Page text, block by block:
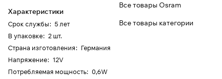
Характеристики
Срок службы: 5 лет
В упаковке: 2 шт.
Страна изготовления: Германия
Напряжение: 12V
Потребляемая мощность: 0,6W
Все товары Osram
Все товары категории